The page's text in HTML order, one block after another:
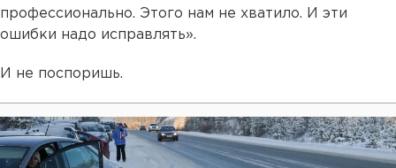
профессионально. Этого нам не хватило. И эти
ошибки надо исправлять».
И не поспоришь.